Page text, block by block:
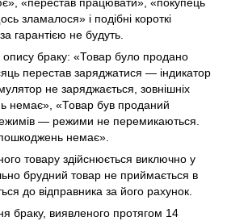
«перестав працювати», «покупець
зламалося» і подібні короткі
гарантією не будуть.
браку: «Товар було продано
перестав заряджатися — індикатор
не заряджається, зовнішніх
немає», «Товар був проданий
— режими не перемикаються.
немає».
товару здійснюється виключно у
брудний товар не приймається в
до відправника за його рахунок.
браку, виявленого протягом 14